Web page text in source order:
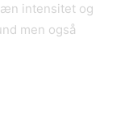
intensitet og
men også